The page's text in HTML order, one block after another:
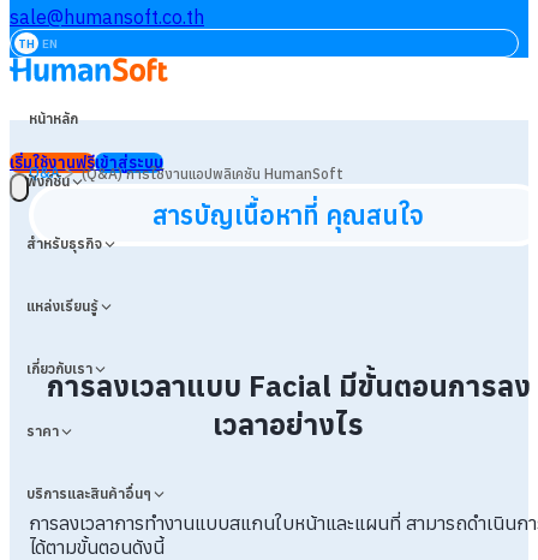
sale@humansoft.co.th
TH EN
หน้าหลัก
ฟังก์ชัน
สำหรับธุรกิจ
แหล่งเรียนรู้
เกี่ยวกับเรา
ราคา
บริการและสินค้าอื่นๆ
เริ่มใช้งานฟรีเข้าสู่ระบบ
Q&A>(Q&A) การใช้งานแอปพลิเคชัน HumanSoft
สารบัญเนื้อหาที่ คุณสนใจ
การลงเวลาแบบ Facial มีขั้นตอนการลง
เวลาอย่างไร
การลงเวลาการทำงานแบบสแกนใบหน้าและแผนที่ สามารถดำเนินก
ได้ตามขั้นตอนดังนี้